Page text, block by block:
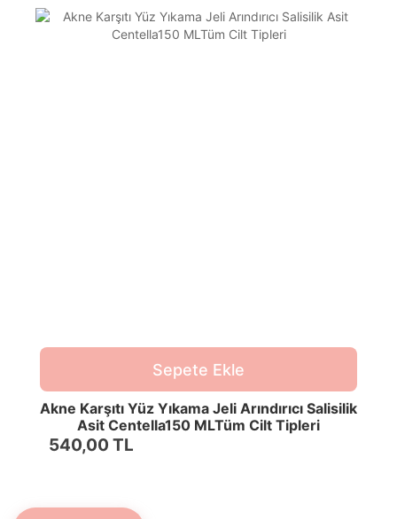
Sepete Ekle
Akne Karşıtı Yüz Yıkama Jeli Arındırıcı Salisilik
Asit Centella150 MLTüm Cilt Tipleri
540,00 TL